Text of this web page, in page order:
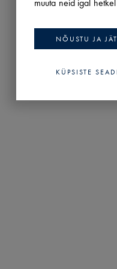
muuta neid igal hetkel
NÕUSTU JA
KÜPSISTE